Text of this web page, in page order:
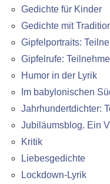
Gedichte für Kinder
Gedichte mit
Gipfelportraits:
Gipfelrufe:
Humor in der Lyrik
Im babylonischen
Jahrhundertdichter:
Jubiläumsblog. Ein
Kritik
Liebesgedichte
Lockdown-Lyrik